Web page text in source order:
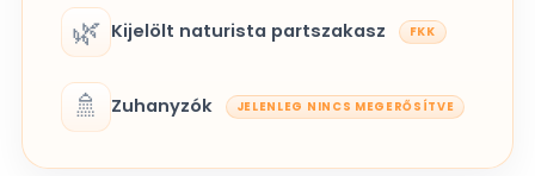
🌿 Kijelölt naturista partszakasz FKK
🚿 Zuhanyzók JELENLEG NINCS MEGERŐSÍTVE